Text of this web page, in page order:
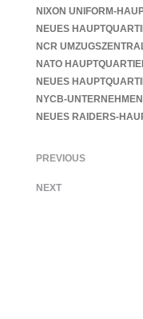
NIXON UNIFORM-
NEUES
NCR
NATO
NEUES
NYCB-
NEUES RAIDERS-
PREVIOUS
NEXT